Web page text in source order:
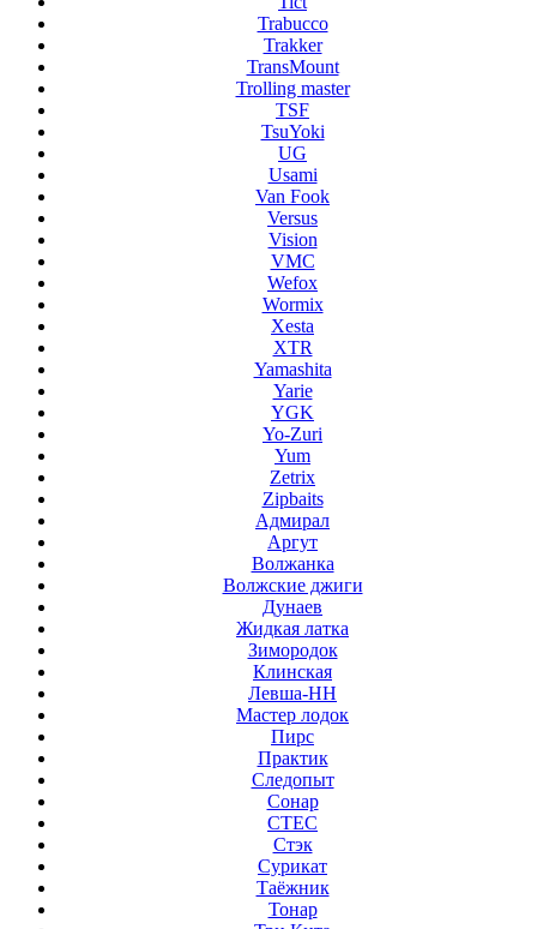
Trabucco
Trakker
TransMount
Trolling master
TSF
TsuYoki
UG
Usami
Van Fook
Versus
Vision
VMC
Wefox
Wormix
Xesta
XTR
Yamashita
Yarie
YGK
Yo-Zuri
Yum
Zetrix
Zipbaits
Адмирал
Аргут
Волжанка
Волжские джиги
Дунаев
Жидкая латка
Зимородок
Клинская
Левша-НН
Мастер лодок
Пирс
Практик
Следопыт
Сонар
СТЕС
Стэк
Сурикат
Таёжник
Тонар